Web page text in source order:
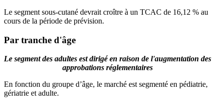
Le segment sous-cutané devrait croître à un TCAC de 16,12 % au
cours de la période de prévision.
Par tranche d'âge
Le segment des adultes est dirigé en raison de l'augmentation des
approbations réglementaires
En fonction du groupe d’âge, le marché est segmenté en pédiatrie,
gériatrie et adulte.